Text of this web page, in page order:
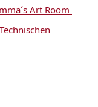
Art Room